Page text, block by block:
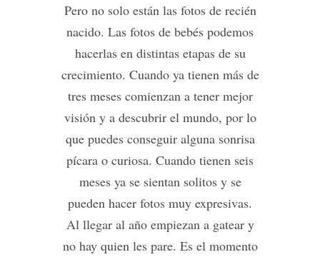
Pero no solo están las fotos de recién
nacido. Las fotos de bebés podemos
hacerlas en distintas etapas de su
crecimiento. Cuando ya tienen más de
tres meses comienzan a tener mejor
visión y a descubrir el mundo, por lo
que puedes conseguir alguna sonrisa
pícara o curiosa. Cuando tienen seis
meses ya se sientan solitos y se
pueden hacer fotos muy expresivas.
Al llegar al año empiezan a gatear y
no hay quien les pare. Es el momento